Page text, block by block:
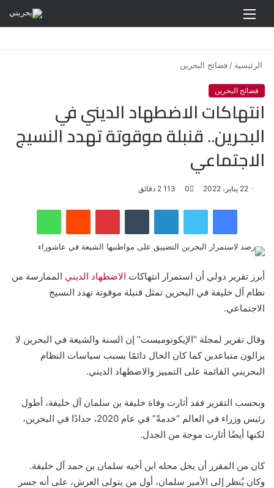
الرئيسية / فضائح البحرين
فضائح البحرين
انتهاكات الاضطهاد الديني في
البحرين.. قنبلة موقوتة تهدد النسيج
الاجتماعي
22 يناير، 2022 0
فيسبوك تويتر لينكدإن ‏Tumblr بينتيريست ‏Reddit واتساب
أبرز تقرير دولي أن استمرار انتهاكات الاضطهاد الديني الممارسة من
نظام آل خليفة في البحرين تمثل قنبلة موقوتة تهدد النسيج
الاجتماعي.
وقال تقرير لمجلة “الإيكونوميست” إن السنة والشيعة في البحرين لا
يزالون متباعدين كما كان الحال دائمًا بسبب سياسات النظام
البحريني القائمة على التمييز والاضطهاد الديني.
وبحسب التقرير فقد أثارت وفاة خليفة بن سلمان آل خليفة، أطول
رئيس وزراء في العالم “خدمةً” في عام 2020، حدادًا في البحرين،
لكنها أيضًا أثارت موجة من الجدل.
كان من المقرر أن يحل محله ابن أخيه سلمان بن حمد آل خليفة.
وكان يُنظر إلى الأمير سلمان، أول من يتولى العرش، على أنه جسر